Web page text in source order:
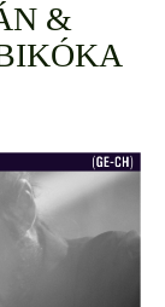
&